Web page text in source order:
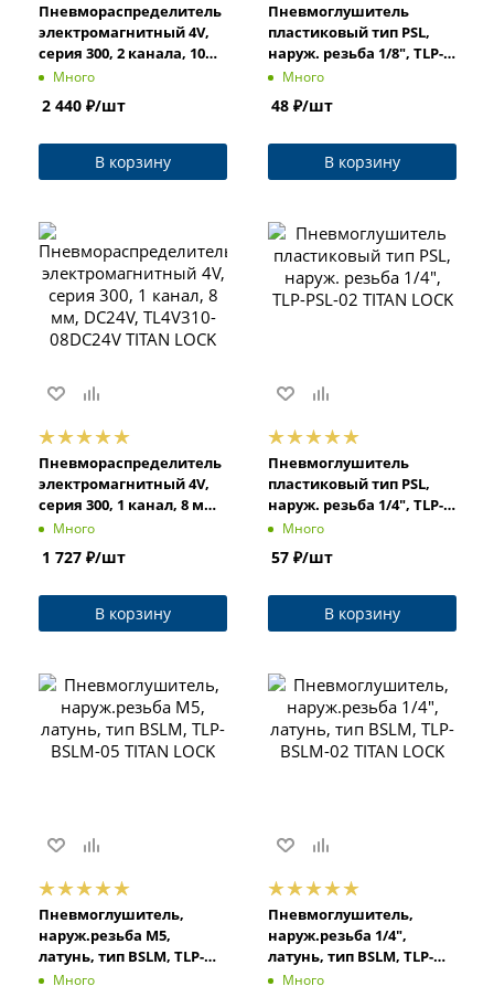
Пневмораспределитель
электромагнитный 4V,
серия 300, 2 канала, 10
мм, DC24V, TL4V320-
10DC24V TITAN LOCK
Много
2 440 ₽/шт
В корзину
Пневмоглушитель
пластиковый тип PSL,
наруж. резьба 1/8", TLP-
PSL-01 TITAN LOCK
Много
48 ₽/шт
В корзину
Пневмораспределитель
электромагнитный 4V,
серия 300, 1 канал, 8 мм,
DC24V, TL4V310-08DC24V
TITAN LOCK
Много
1 727 ₽/шт
В корзину
Пневмоглушитель
пластиковый тип PSL,
наруж. резьба 1/4", TLP-
PSL-02 TITAN LOCK
Много
57 ₽/шт
В корзину
Пневмоглушитель,
наруж.резьба M5,
латунь, тип BSLM, TLP-
BSLM-05 TITAN LOCK
Много
Пневмоглушитель,
наруж.резьба 1/4",
латунь, тип BSLM, TLP-
BSLM-02 TITAN LOCK
Много